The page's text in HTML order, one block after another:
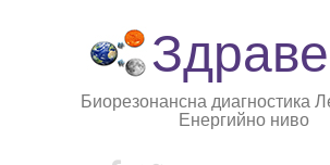
Биорезонансна диагностика
Енергийно ниво